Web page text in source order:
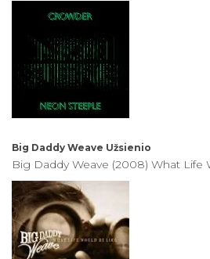
Big Daddy Weave Užsienio
Big Daddy Weave (2008) What Life